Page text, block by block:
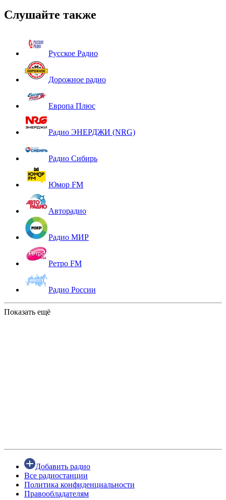
Слушайте также
Русское Радио
Дорожное радио
Европа Плюс
Радио ЭНЕРДЖИ (NRG)
Радио Сибирь
Юмор FM
Авторадио
Радио МИР
Ретро FM
Радио России
Показать ещё
Добавить радио
Все радиостанции
Политика конфиденциальности
Правообладателям